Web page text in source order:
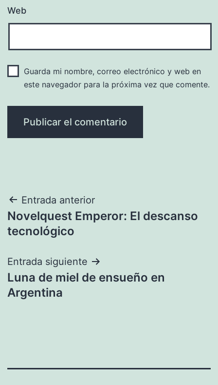
Web
Guarda mi nombre, correo electrónico y web en
este navegador para la próxima vez que comente.
Navegación
de
Entrada anterior
Novelquest Emperor: El descanso
tecnológico
Entrada siguiente
Luna de miel de ensueño en
Argentina